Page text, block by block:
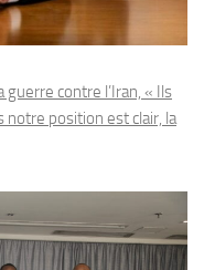
contre l’Iran, « Ils
position est clair, la